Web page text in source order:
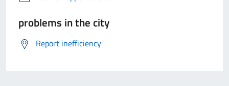
problems in the city
Report inefficiency